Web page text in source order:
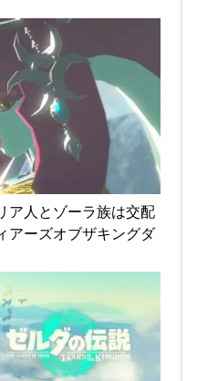
ア人とゾーラ族は交配
アーズオブザキングダ